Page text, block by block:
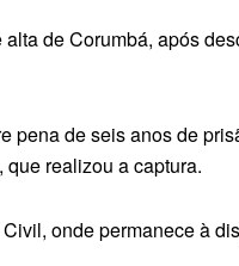
de Corumbá, após
de seis anos de
realizou a captura.
onde permanece à